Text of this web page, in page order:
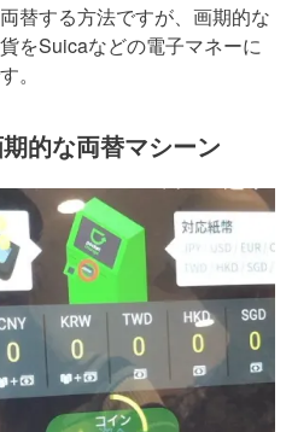
替する方法ですが、画期的な
をSuicaなどの電子マネーに
。
的な両替マシーン